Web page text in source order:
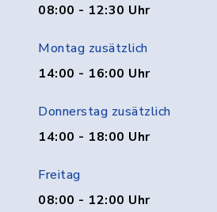
08:00 - 12:30 Uhr
Montag zusätzlich
14:00 - 16:00 Uhr
Donnerstag zusätzlich
14:00 - 18:00 Uhr
Freitag
08:00 - 12:00 Uhr